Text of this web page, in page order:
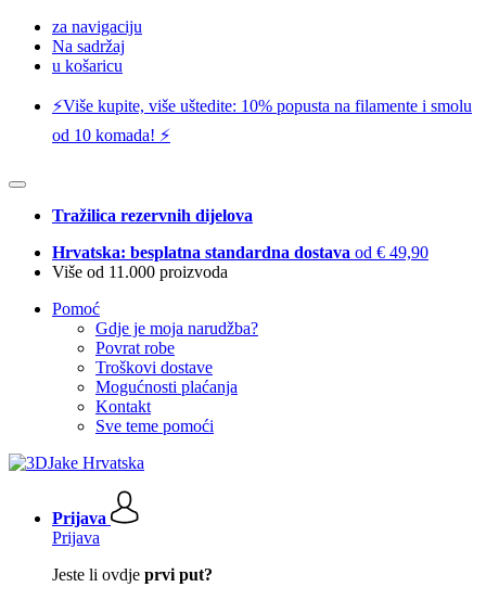
za navigaciju
Na sadržaj
u košaricu
⚡️Više kupite, više uštedite: 10% popusta na filamente i smolu
od 10 komada! ⚡️
Tražilica rezervnih dijelova
Hrvatska: besplatna standardna dostava od € 49,90
Više od 11.000 proizvoda
Pomoć
Gdje je moja narudžba?
Povrat robe
Troškovi dostave
Mogućnosti plaćanja
Kontakt
Sve teme pomoći
Prijava
Prijava
Jeste li ovdje prvi put?